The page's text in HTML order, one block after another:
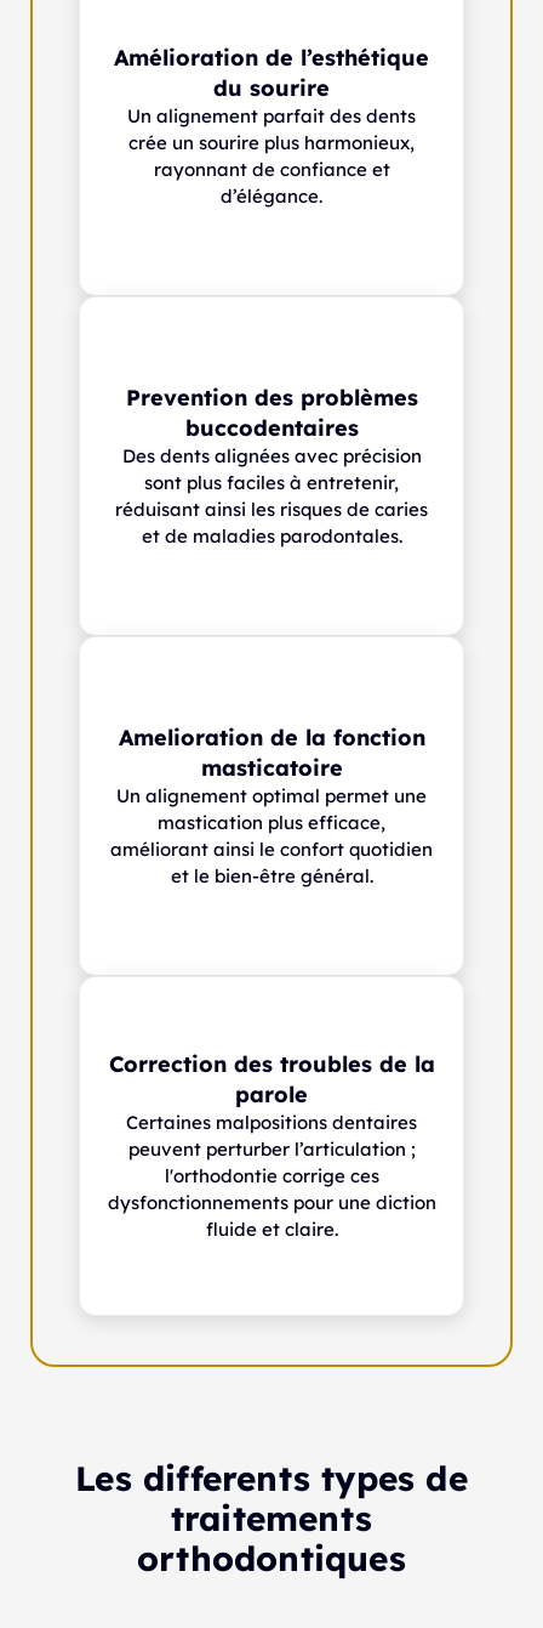
Amélioration de l’esthétique
du sourire
Un alignement parfait des dents
crée un sourire plus harmonieux,
rayonnant de confiance et
d’élégance.
Prevention des problèmes
buccodentaires
Des dents alignées avec précision
sont plus faciles à entretenir,
réduisant ainsi les risques de caries
et de maladies parodontales.
Amelioration de la fonction
masticatoire
Un alignement optimal permet une
mastication plus efficace,
améliorant ainsi le confort quotidien
et le bien-être général.
Correction des troubles de la
parole
Certaines malpositions dentaires
peuvent perturber l’articulation ;
l'orthodontie corrige ces
dysfonctionnements pour une diction
fluide et claire.
Les differents types de
traitements
orthodontiques